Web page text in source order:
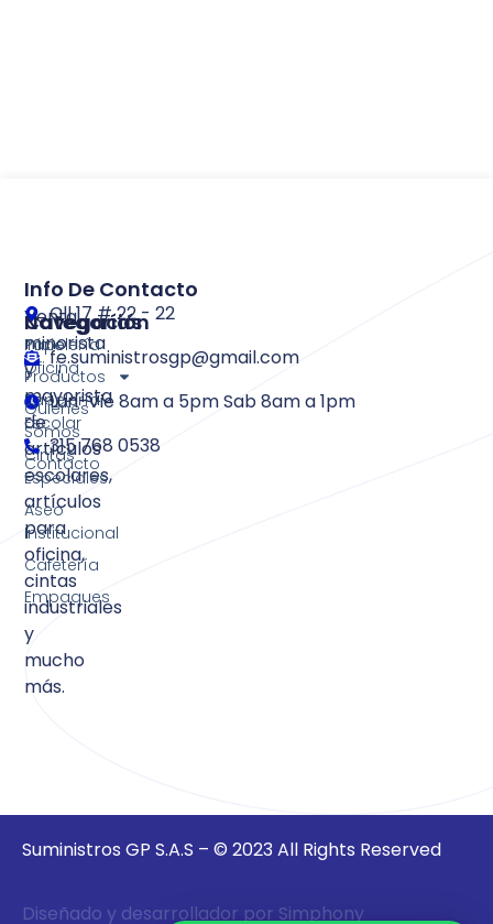
Venta
minorista
y
mayorista
de
artículos
escolares,
artículos
para
oficina,
cintas
industriales
y
mucho
más.
Categorías
Papelería
Oficina
Papelería
Escolar
Cintas
Especiales
Aseo
Institucional
Cafetería
Empaques
Navegación
Inicio
Productos
Quienes
Somos
Contacto
Info De Contacto
Cll 17 # 22 - 22
fe.suministrosgp@gmail.com
Lun-Vie 8am a 5pm Sab 8am a 1pm
315 768 0538
Suministros GP S.A.S – © 2023 All Rights Reserved
Diseñado y desarrollador por Simphony